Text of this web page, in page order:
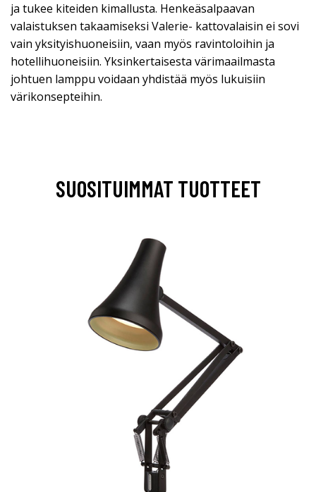
ja tukee kiteiden kimallusta. Henkeäsalpaavan
valaistuksen takaamiseksi Valerie- kattovalaisin ei sovi
vain yksityishuoneisiin, vaan myös ravintoloihin ja
hotellihuoneisiin. Yksinkertaisesta värimaailmasta
johtuen lamppu voidaan yhdistää myös lukuisiin
värikonsepteihin.
SUOSITUIMMAT TUOTTEET